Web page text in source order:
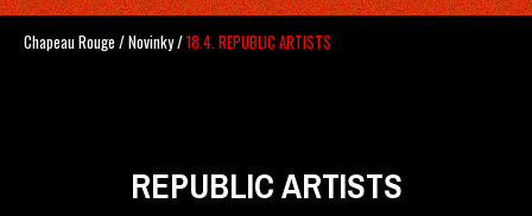
Chapeau Rouge /Novinky/18.4. REPUBLIC ARTISTS
REPUBLIC ARTISTS